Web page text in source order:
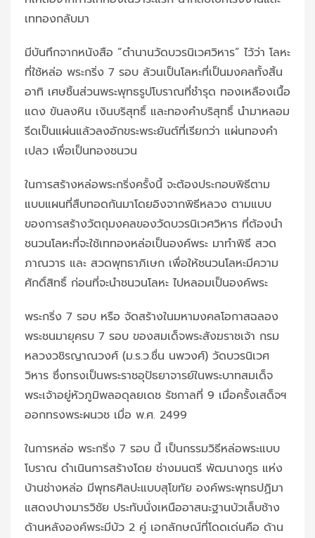
เททองกลับมา
มีบันทึกจากหนังสือ “ตำนานวัดบวรนิเวศวิหาร” ไว้ว่า โลหะ
ที่ใช้หล่อ พระกริ่ง 7 รอบ ล้วนเป็นโลหะที่เป็นมงคลทั้งสิ้น
อาทิ เศษชิ้นส่วนพระพุทธรูปโบราณที่ชำรุด ทองเหลืองเนื้อ
แดง ขันลงหิน เงินบริสุทธิ์ และทองคำบริสุทธิ์ นำมาหลอม
รีดเป็นแผ่นแล้วลงอักขระพระยันต์ที่เรียกว่า แผ่นทองคำ
เปลว เพื่อเป็นทองชนวน
ในการสร้างหล่อพระกริ่งครั้งนี้ จะต้องประกอบพิธีตาม
แบบแผนที่สืบทอดกันมาโดยอิงจากพิธีหลวง ตามแบบ
ของการสร้างวัตถุมงคลของวัดบวรนิเวศวิหาร ที่ต้องนำ
ชนวนโลหะที่จะใช้เททองหล่อเป็นองค์พระ มาทำพิธี สวด
ภาณวาร และ สวดพุทธาภิเษก เพื่อให้ชนวนโลหะมีความ
ศักดิ์สิทธิ์ ก่อนที่จะนำชนวนโลหะ ไปหลอมเป็นองค์พระ
พระกริ่ง 7 รอบ หรือ จัดสร้างในมหามงคลโอกาสฉลอง
พระชนมายุครบ 7 รอบ ของสมเด็จพระสังฆราชเจ้า กรม
หลวงวชิรญาณวงศ์ (ม.ร.ว.ชื่น นพวงศ์) วัดบวรนิเวศ
วิหาร ซึ่งทรงเป็นพระราชอุปัธยาจารย์ในพระบาทสมเด็จ
พระเจ้าอยู่หัวภูมิพลอดุลยเดช รัชกาลที่ 9 เมื่อครั้งเสด็จฯ
ออกทรงพระผนวช เมื่อ พ.ศ. 2499
ในการหล่อ พระกริ่ง 7 รอบ นี้ เป็นกรรมวิธีหล่อพระแบบ
โบราณ ดำเนินการสร้างโดย ช่างมนตรี พัฒนางกูร แห่ง
บ้านช่างหล่อ มีพุทธศิลปะแบบสุโขทัย องค์พระพุทธปฏิมา
แสดงปางมารวิชัย ประทับนั่งเหนืออาสนะฐานบัวเล็บช้าง
ด้านหลังองค์พระมีบัว 2 คู่ เอกลักษณ์ที่โดดเด่นคือ ด้าน